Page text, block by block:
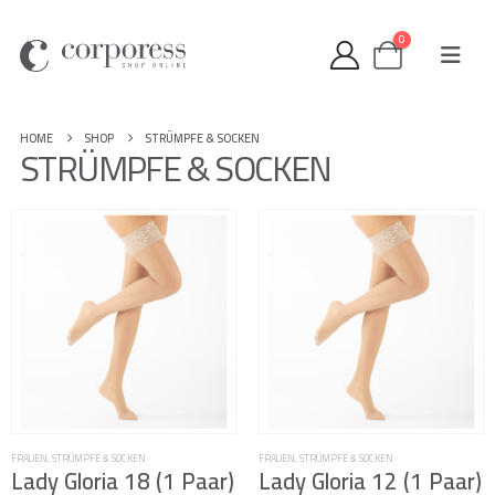
0
HOME SHOP STRÜMPFE & SOCKEN
STRÜMPFE & SOCKEN
FRAUEN,STRÜMPFE & SOCKEN
Lady Gloria 18 (1 Paar)
FRAUEN,STRÜMPFE & SOCKEN
Lady Gloria 12 (1 Paar)